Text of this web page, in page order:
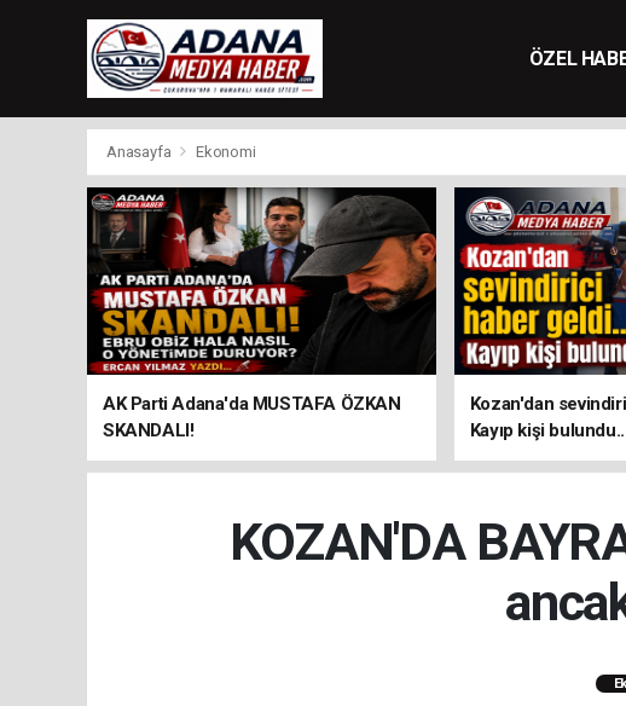
ÖZEL
Anasayfa Ekonomi
AK Parti Adana'da MUSTAFA ÖZKAN
SKANDALI!
Kozan'dan
Kayıp kişi
KOZAN'DA